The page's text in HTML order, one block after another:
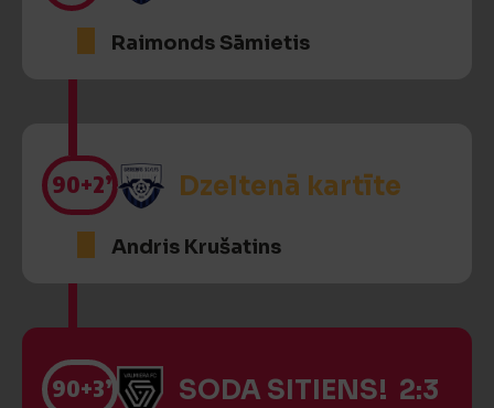
Raimonds Sāmietis
90+2’ Dzeltenā kartīte
Andris Krušatins
90+3’ SODA SITIENS! 2:3